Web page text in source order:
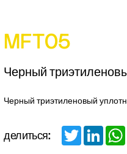
MFT05
Черный
Черный триэтиленовый
делиться: Twitter